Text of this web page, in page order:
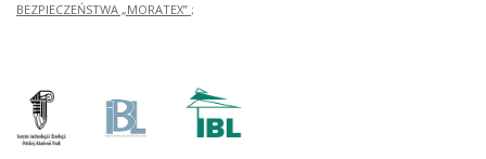
BEZPIECZEŃSTWA „MORATEX” ;